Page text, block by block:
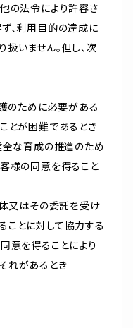
の法令により許容さ
、利用目的の達成に
いません。但し、次
のために必要がある
とが困難であるとき
全な育成の推進のため
様の同意を得ること
体又はその委託を受け
ことに対して協力する
意を得ることにより
れがあるとき